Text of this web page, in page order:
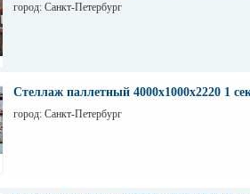
город: Санкт-Петербург
Стеллаж паллетный 4000х1000х2220 1
город: Санкт-Петербург